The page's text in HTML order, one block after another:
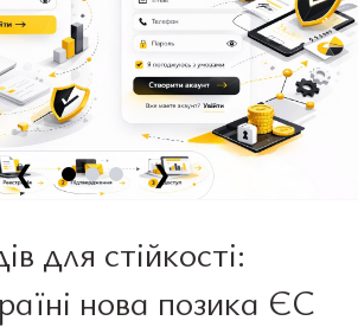
❮ ❯
для стійкості:
нова позика ЄС